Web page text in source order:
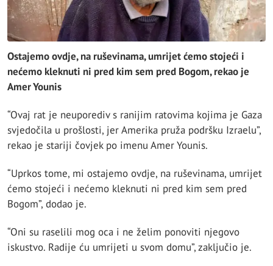
Ostajemo ovdje, na ruševinama, umrijet ćemo stojeći i
nećemo kleknuti ni pred kim sem pred Bogom, rekao je
Amer Younis
“Ovaj rat je neuporediv s ranijim ratovima kojima je Gaza
svjedočila u prošlosti, jer Amerika pruža podršku Izraelu”,
rekao je stariji čovjek po imenu Amer Younis.
“Uprkos tome, mi ostajemo ovdje, na ruševinama, umrijet
ćemo stojeći i nećemo kleknuti ni pred kim sem pred
Bogom”, dodao je.
“Oni su raselili mog oca i ne želim ponoviti njegovo
iskustvo. Radije ću umrijeti u svom domu”, zaključio je.